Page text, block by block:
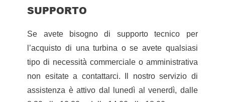
SUPPORTO
Se avete bisogno di supporto tecnico per
l’acquisto di una turbina o se avete qualsiasi
tipo di necessità commerciale o amministrativa
non esitate a contattarci. Il nostro servizio di
assistenza è attivo dal lunedì al venerdì, dalle